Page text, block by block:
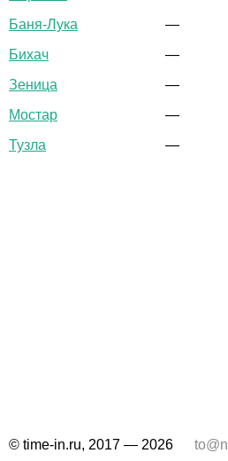
Баня-Лука
—
Бихач
—
Зеница
—
Мостар
—
Тузла
—
© time-in.ru, 2017 — 2026